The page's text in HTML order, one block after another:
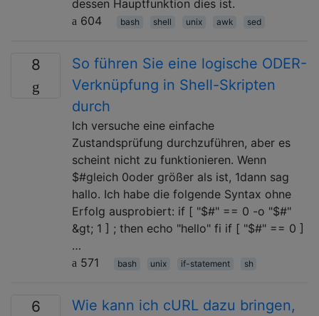
dessen Hauptfunktion dies ist.
604
bash shell unix awk sed
8
So führen Sie eine logische ODER-
Verknüpfung in Shell-Skripten
durch
Ich versuche eine einfache
Zustandsprüfung durchzuführen, aber es
scheint nicht zu funktionieren. Wenn
$#gleich 0oder größer als ist, 1dann sag
hallo. Ich habe die folgende Syntax ohne
Erfolg ausprobiert: if [ "$#" == 0 -o "$#"
&gt; 1 ] ; then echo "hello" fi if [ "$#" == 0 ]
…
571
bash unix if-statement sh
6
Wie kann ich cURL dazu bringen,